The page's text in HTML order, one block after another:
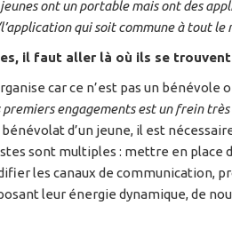
jeunes ont un portable mais ont des
qui soit commune à tout le
il faut aller là où ils se
car ce n’est pas un bénévole
premiers engagements est un frein
d’un jeune, il est
sont multiples : mettre en place
les canaux de communication,
leur énergie dynamique, de